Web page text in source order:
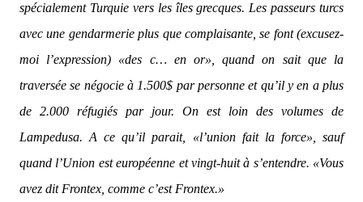
spécialement Turquie vers les îles grecques. Les passeurs turcs
avec une gendarmerie plus que complaisante, se font (excusez-
moi l’expression) «des c… en or», quand on sait que la
traversée se négocie à 1.500$ par personne et qu’il y en a plus
de 2.000 réfugiés par jour. On est loin des volumes de
Lampedusa. A ce qu’il parait, «l’union fait la force» , sauf
quand l’Union est européenne et vingt-huit à s’entendre. «Vous
avez dit Frontex, comme c’est Frontex.»